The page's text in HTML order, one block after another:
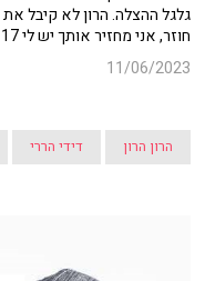
גלגל ההצלה. הרון לא קיבל
חוזר, אני מחזיר אותך יש לי 17 אלף עוקבים".
11/06/2023
הרון הרון דידי הררי